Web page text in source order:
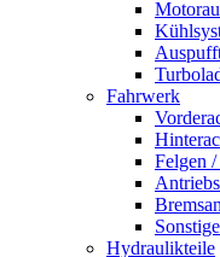
Fahrwerk
Felgen
Hydraulikteile